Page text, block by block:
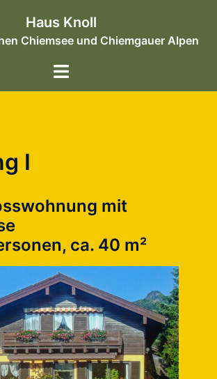
Haus Knoll
Chiemsee und Chiemgauer Alpen
Menü
I
mit
ca. 40 m²